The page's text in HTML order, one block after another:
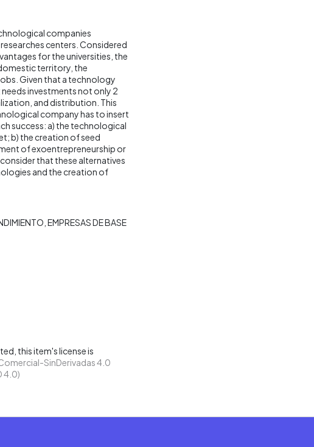
companies
centers. Considered
for the universities, the
territory, the
Given that a technology
investments not only 2
and distribution. This
company has to insert
success: a) the technological
b) the creation of seed
of exoentrepreneurship or
that these alternatives
and the creation of
EMPRESAS DE BASE
this item's license is
SinDerivadas 4.0
4.0)